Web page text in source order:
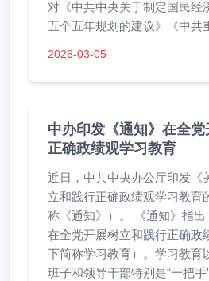
对《中共中央关于制定国民经
五个五年规划的建议》《中共
2026-03-05
中办印发《通知》在全
正确政绩观学习教育
近日，中共中央办公厅印发《
立和践行正确政绩观学习教育
称《通知》）。 《通知》指出
在全党开展树立和践行正确政
下简称学习教育）。学习教育
班子和领导干部特别是“一把